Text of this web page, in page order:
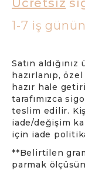
1-7 iş
Satın
hazırlanıp,
hazır hale
tarafımızca
teslim edilir.
iade/değişim
için iade
**Belirtilen
parmak